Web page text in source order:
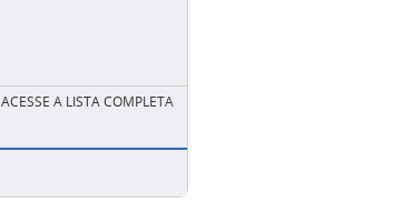
ACESSE A LISTA COMPLETA